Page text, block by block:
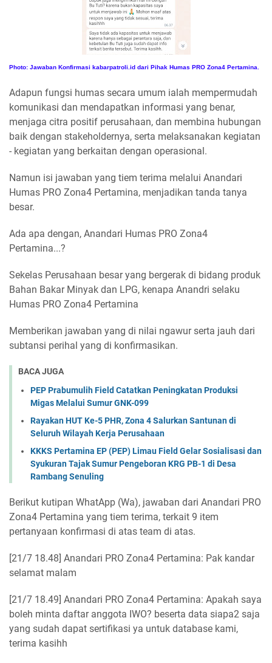
Photo: Jawaban Konfirmasi kabarpatroli.id dari Pihak Humas PRO Zona4 Pertamina.
Adapun fungsi humas secara umum ialah mempermudah
komunikasi dan mendapatkan informasi yang benar,
menjaga citra positif perusahaan, dan membina hubungan
baik dengan stakeholdernya, serta melaksanakan kegiatan
- kegiatan yang berkaitan dengan operasional.
Namun isi jawaban yang tiem terima melalui Anandari
Humas PRO Zona4 Pertamina, menjadikan tanda tanya
besar.
Ada apa dengan, Anandari Humas PRO Zona4
Pertamina...?
Sekelas Perusahaan besar yang bergerak di bidang produk
Bahan Bakar Minyak dan LPG, kenapa Anandri selaku
Humas PRO Zona4 Pertamina
Memberikan jawaban yang di nilai ngawur serta jauh dari
subtansi perihal yang di konfirmasikan.
BACA JUGA
PEP Prabumulih Field Catatkan Peningkatan Produksi
Migas Melalui Sumur GNK-099
Rayakan HUT Ke-5 PHR, Zona 4 Salurkan Santunan di
Seluruh Wilayah Kerja Perusahaan
KKKS Pertamina EP (PEP) Limau Field Gelar Sosialisasi dan
Syukuran Tajak Sumur Pengeboran KRG PB-1 di Desa
Rambang Senuling
Berikut kutipan WhatApp (Wa), jawaban dari Anandari PRO
Zona4 Pertamina yang tiem terima, terkait 9 item
pertanyaan konfirmasi di atas team di atas.
[21/7 18.48] Anandari PRO Zona4 Pertamina: Pak kandar
selamat malam
[21/7 18.49] Anandari PRO Zona4 Pertamina: Apakah saya
boleh minta daftar anggota IWO? beserta data siapa2 saja
yang sudah dapat sertifikasi ya untuk database kami,
terima kasihh